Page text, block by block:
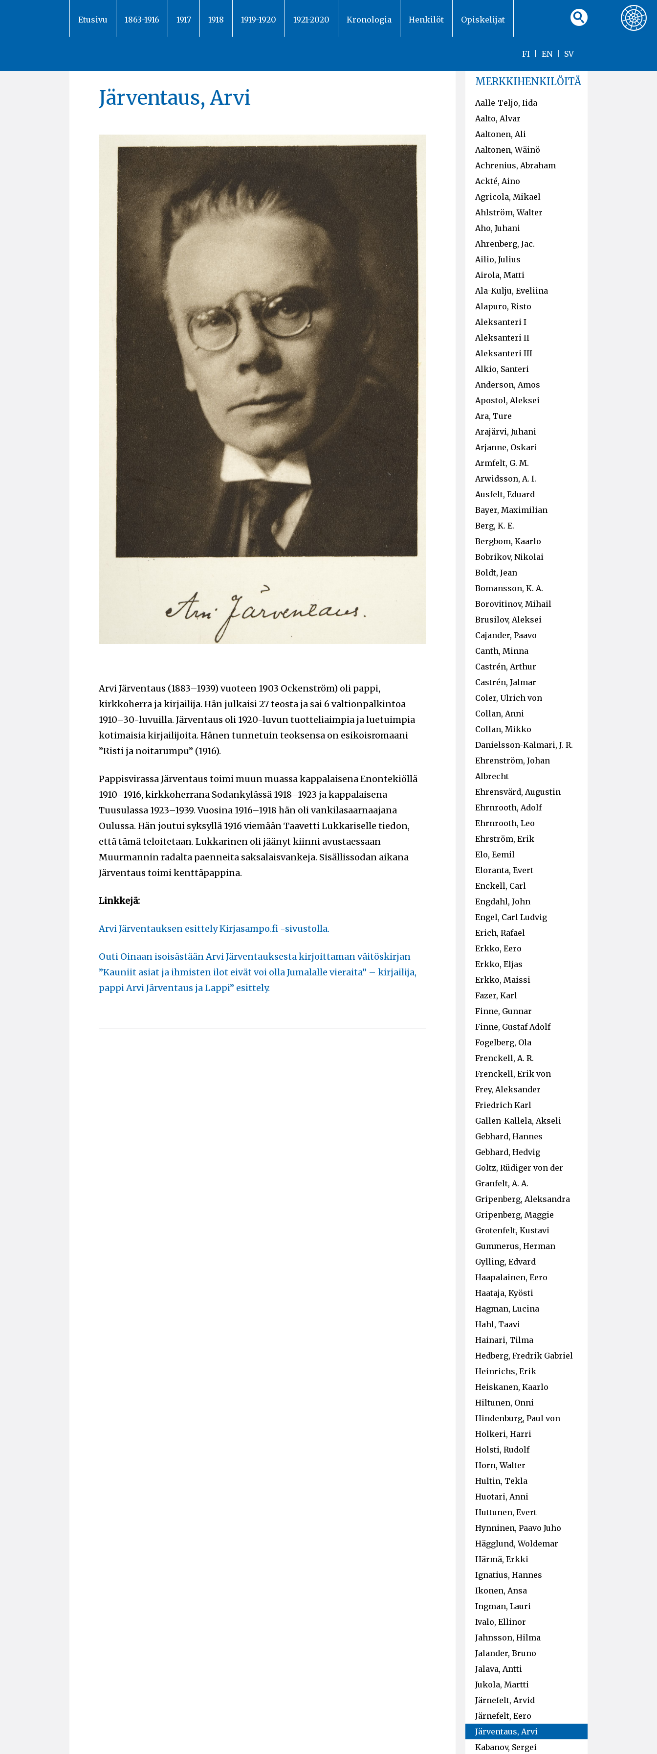
Etusivu 1863-1916 1917 1918 1919-1920 1921-2020 Kronologia Henkilöt Opiskelijat
FI EN| SV
Järventaus, Arvi
Arvi Järventaus (1883–1939) vuoteen 1903 Ockenström) oli pappi,
kirkkoherra ja kirjailija. Hän julkaisi 27 teosta ja sai 6 valtionpalkintoa
1910–30-luvuilla. Järventaus oli 1920-luvun tuotteliaimpia ja luetuimpia
kotimaisia kirjailijoita. Hänen tunnetuin teoksensa on esikoisromaani
”Risti ja noitarumpu” (1916).
Pappisvirassa Järventaus toimi muun muassa kappalaisena Enontekiöllä
1910–1916, kirkkoherrana Sodankylässä 1918–1923 ja kappalaisena
Tuusulassa 1923–1939. Vuosina 1916–1918 hän oli vankilasaarnaajana
Oulussa. Hän joutui syksyllä 1916 viemään Taavetti Lukkariselle tiedon,
että tämä teloitetaan. Lukkarinen oli jäänyt kiinni avustaessaan
Muurmannin radalta paenneita saksalaisvankeja. Sisällissodan aikana
Järventaus toimi kenttäpappina.
Linkkejä:
Arvi Järventauksen esittely Kirjasampo.fi -sivustolla.
Outi Oinaan isoisästään Arvi Järventauksesta kirjoittaman väitöskirjan
”Kauniit asiat ja ihmisten ilot eivät voi olla Jumalalle vieraita” – kirjailija,
pappi Arvi Järventaus ja Lappi” esittely.
MERKKIHENKILÖITÄ
Aalle-Teljo, Iida
Aalto, Alvar
Aaltonen, Ali
Aaltonen, Wäinö
Achrenius, Abraham
Ackté, Aino
Agricola, Mikael
Ahlström, Walter
Aho, Juhani
Ahrenberg, Jac.
Ailio, Julius
Airola, Matti
Ala-Kulju, Eveliina
Alapuro, Risto
Aleksanteri I
Aleksanteri II
Aleksanteri III
Alkio, Santeri
Anderson, Amos
Apostol, Aleksei
Ara, Ture
Arajärvi, Juhani
Arjanne, Oskari
Armfelt, G. M.
Arwidsson, A. I.
Ausfelt, Eduard
Bayer, Maximilian
Berg, K. E.
Bergbom, Kaarlo
Bobrikov, Nikolai
Boldt, Jean
Bomansson, K. A.
Borovitinov, Mihail
Brusilov, Aleksei
Cajander, Paavo
Canth, Minna
Castrén, Arthur
Castrén, Jalmar
Coler, Ulrich von
Collan, Anni
Collan, Mikko
Danielsson-Kalmari, J. R.
Ehrenström, Johan
Albrecht
Ehrensvärd, Augustin
Ehrnrooth, Adolf
Ehrnrooth, Leo
Ehrström, Erik
Elo, Eemil
Eloranta, Evert
Enckell, Carl
Engdahl, John
Engel, Carl Ludvig
Erich, Rafael
Erkko, Eero
Erkko, Eljas
Erkko, Maissi
Fazer, Karl
Finne, Gunnar
Finne, Gustaf Adolf
Fogelberg, Ola
Frenckell, A. R.
Frenckell, Erik von
Frey, Aleksander
Friedrich Karl
Gallen-Kallela, Akseli
Gebhard, Hannes
Gebhard, Hedvig
Goltz, Rüdiger von der
Granfelt, A. A.
Gripenberg, Aleksandra
Gripenberg, Maggie
Grotenfelt, Kustavi
Gummerus, Herman
Gylling, Edvard
Haapalainen, Eero
Haataja, Kyösti
Hagman, Lucina
Hahl, Taavi
Hainari, Tilma
Hedberg, Fredrik Gabriel
Heinrichs, Erik
Heiskanen, Kaarlo
Hiltunen, Onni
Hindenburg, Paul von
Holkeri, Harri
Holsti, Rudolf
Horn, Walter
Hultin, Tekla
Huotari, Anni
Huttunen, Evert
Hynninen, Paavo Juho
Hägglund, Woldemar
Härmä, Erkki
Ignatius, Hannes
Ikonen, Ansa
Ingman, Lauri
Ivalo, Ellinor
Jahnsson, Hilma
Jalander, Bruno
Jalava, Antti
Jukola, Martti
Järnefelt, Arvid
Järnefelt, Eero
Järventaus, Arvi
Kabanov, Sergei